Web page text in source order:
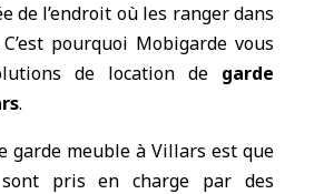
de l’endroit où les ranger dans
pourquoi Mobigarde vous
de location de garde
.
garde meuble à Villars est que
pris en charge par des